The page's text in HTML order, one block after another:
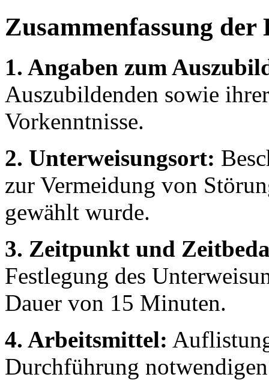
Zusammenfassung der
1. Angaben zum
Auszubildenden sowie
Vorkenntnisse.
2. Unterweisungsort:
zur Vermeidung von
gewählt wurde.
3. Zeitpunkt und
Festlegung des
Dauer von 15 Minuten.
4. Arbeitsmittel:
Durchführung